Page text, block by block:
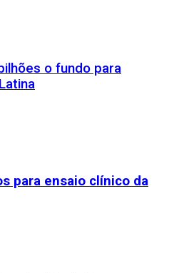
o fundo para
para ensaio clínico da